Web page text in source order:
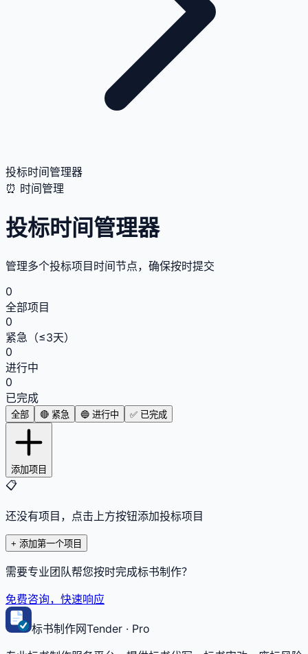
投标时间管理器
⏰ 时间管理
投标时间管理器
管理多个投标项目时间节点，确保按时提交
0
全部项目
0
紧急（≤3天）
0
进行中
0
已完成
全部 🔴 紧急 🔵 进行中 ✅ 已完成
添加项目
📋
还没有项目，点击上方按钮添加投标项目
+ 添加第一个项目
需要专业团队帮您按时完成标书制作？
免费咨询，快速响应
标书制作网Tender · Pro